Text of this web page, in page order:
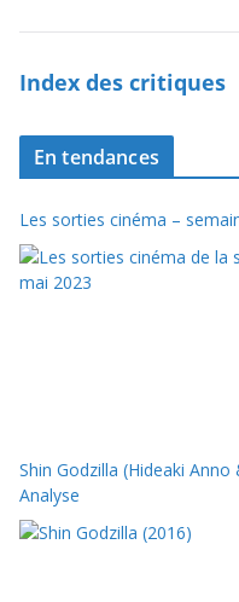
Index des critiques
En tendances
Les sorties cinéma –
Shin Godzilla (Hideaki
Analyse